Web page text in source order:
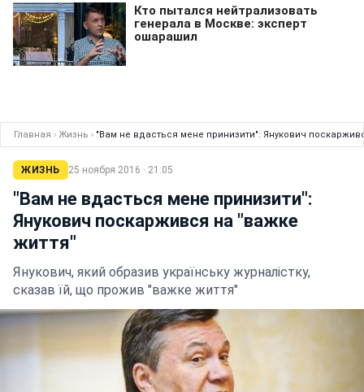
Главная › Жизнь › "Вам не вдасться мене принизити": Янукович
ЖИЗНЬ 25 ноября 2016 · 21:05
"Вам не вдасться мене принизити":
Янукович поскаржився на "важке
життя"
Янукович, який образив українську журналістку,
сказав їй, що прожив "важке життя"